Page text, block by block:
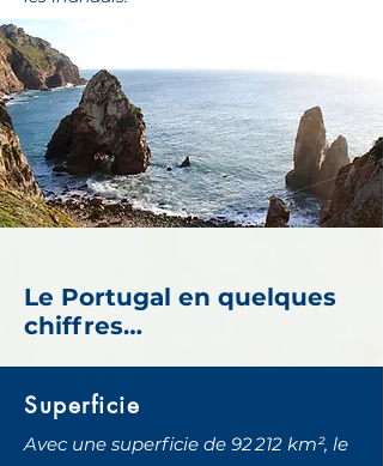
Le Portugal en quelques
chiffres…
Superficie
Avec une superficie de 92 212 km², le